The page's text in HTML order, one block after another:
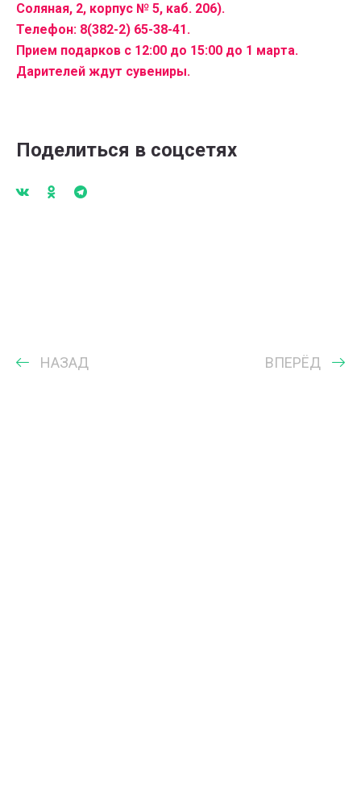
Соляная, 2, корпус № 5, каб. 206).
Телефон: 8(382-2) 65-38-41.
Прием подарков с 12:00 до 15:00 до 1 марта.
Дарителей ждут сувениры.
Поделиться в соцсетях
НАЗАД ВПЕРЁД